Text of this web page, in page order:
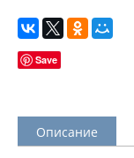
Save
Описание